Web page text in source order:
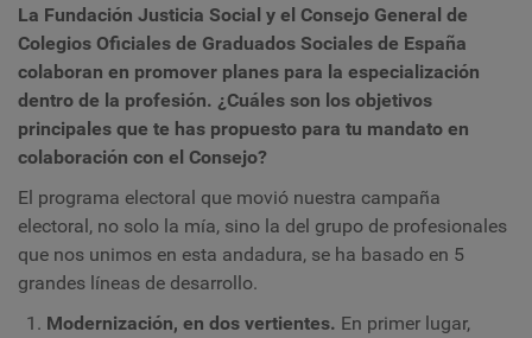
La Fundación Justicia Social y el Consejo General de
Colegios Oficiales de Graduados Sociales de España
colaboran en promover planes para la especialización
dentro de la profesión. ¿Cuáles son los objetivos
principales que te has propuesto para tu mandato en
colaboración con el Consejo?
El programa electoral que movió nuestra campaña
electoral, no solo la mía, sino la del grupo de profesionales
que nos unimos en esta andadura, se ha basado en 5
grandes líneas de desarrollo.
Modernización, en dos vertientes. En primer lugar,